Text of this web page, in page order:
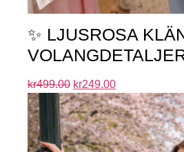
✨ LJUSROSA
kr499.00 kr249.00